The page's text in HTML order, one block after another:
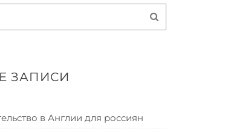
ЗАПИСИ
в Англии для россиян